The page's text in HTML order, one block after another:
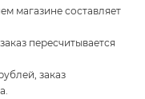
магазине составляет
пересчитывается
заказ